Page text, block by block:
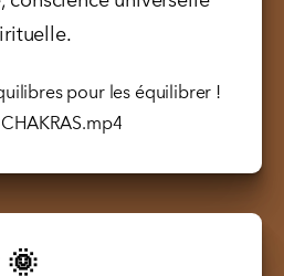
pour les équilibrer !
🌞